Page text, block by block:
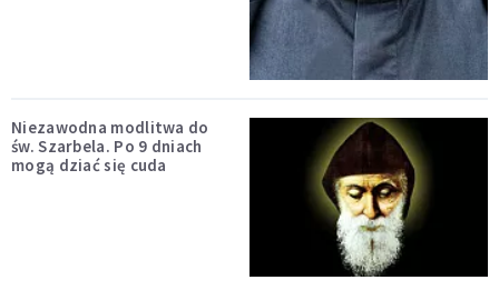
Niezawodna modlitwa do
św. Szarbela. Po 9 dniach
mogą dziać się cuda